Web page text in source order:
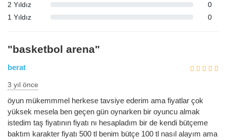
2 Yıldız
0
1 Yıldız
0
"basketbol arena"
berat
3 yıl önce
öyun mükemmmel herkese tavsiye ederim ama fiyatlar çok
yüksek mesela ben geçen gün oynarken bir oyuncu almak
istedim taş fiyatının fiyatı nı hesapladım bir de kendi bütçeme
baktım karakter fiyatı 500 tl benim bütçe 100 tl nasıl alayım ama